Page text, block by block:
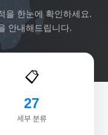
을 한눈에 확인하세요.
안내해드립니다.
📋
27
세부 분류